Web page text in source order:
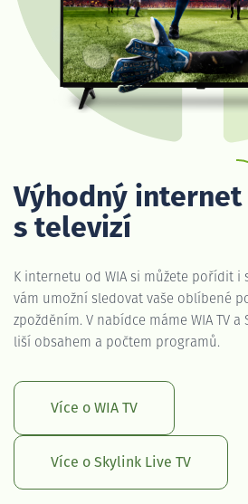
Výhodný internet
s televizí
K internetu od WIA si můžete pořídit i
vám umožní sledovat vaše oblíbené
zpožděním. V nabídce máme WIA TV a
liší obsahem a počtem programů.
Více o WIA TV
Více o Skylink Live TV